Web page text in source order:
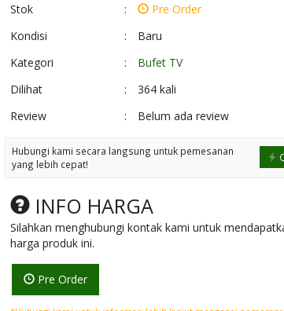
Stok
:
Pre Order
Kondisi
:
Baru
Kategori
:
Bufet TV
Dilihat
:
364 kali
Review
: Belum ada review
Hubungi kami secara langsung untuk pemesanan
yang lebih cepat!
INFO HARGA
Silahkan menghubungi kontak kami untuk
harga produk ini.
Pre Order
Sofa Tamu Mewah
Modern Kayu Ja....
Pre Order
SKU: FJN-137